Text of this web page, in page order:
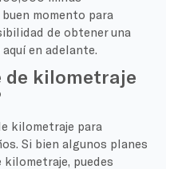
momento para
de obtener una
en adelante.
de kilometraje
kilometraje para
Si bien algunos planes
puedes